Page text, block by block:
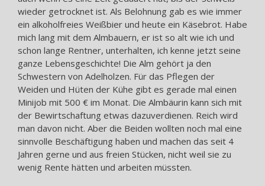
wieder getrocknet ist. Als Belohnung gab es wie immer
ein alkoholfreies Weißbier und heute ein Käsebrot. Habe
mich lang mit dem Almbauern, er ist so alt wie ich und
schon lange Rentner, unterhalten, ich kenne jetzt seine
ganze Lebensgeschichte! Die Alm gehört ja den
Schwestern von Adelholzen. Für das Pflegen der
Weiden und Hüten der Kühe gibt es gerade mal einen
Minijob mit 500 € im Monat. Die Almbäurin kann sich mit
der Bewirtschaftung etwas dazuverdienen. Reich wird
man davon nicht. Aber die Beiden wollten noch mal eine
sinnvolle Beschäftigung haben und machen das seit 4
Jahren gerne und aus freien Stücken, nicht weil sie zu
wenig Rente hätten und arbeiten müssten.